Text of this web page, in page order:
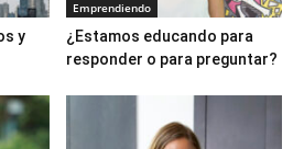
y
Emprendiendo
¿Estamos educando para
responder o para preguntar?